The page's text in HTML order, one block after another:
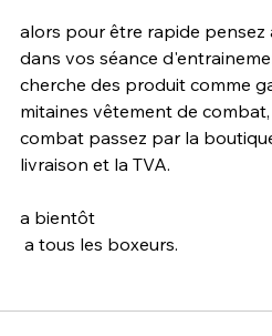
alors pour être rapide pensez
dans vos séance
cherche des produit comme
mitaines vêtement de
combat passez par la
livraison et la TVA.
a bientôt
a tous les boxeurs.